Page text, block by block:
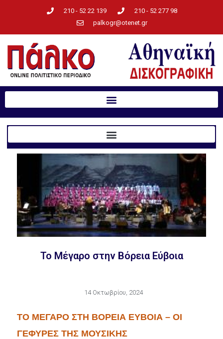
210 - 52 22 139
210 - 52 277 98
palkogr@otenet.gr
Το Μέγαρο στην Βόρεια Εύβοια
14 Οκτωβρίου, 2024
ΤΟ ΜΕΓΑΡΟ ΣΤΗ ΒΟΡΕΙΑ ΕΥΒΟΙΑ – ΟΙ
ΓΕΦΥΡΕΣ ΤΗΣ ΜΟΥΣΙΚΗΣ